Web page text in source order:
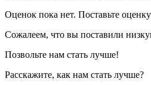
Оценок пока нет. Поставьте
Сожалеем, что вы поставили
Позвольте нам стать лучше!
Расскажите, как нам стать лучше?